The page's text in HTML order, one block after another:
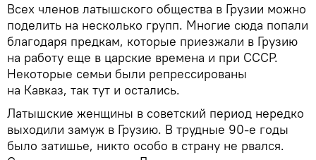
Всех членов латышского общества в Грузии можно
поделить на несколько групп. Многие сюда попали
благодаря предкам, которые приезжали в Грузию
на работу еще в царские времена и при СССР.
Некоторые семьи были репрессированы
на Кавказ, так тут и остались.
Латышские женщины в советский период нередко
выходили замуж в Грузию. В трудные 90-е годы
было затишье, никто особо в страну не рвался.